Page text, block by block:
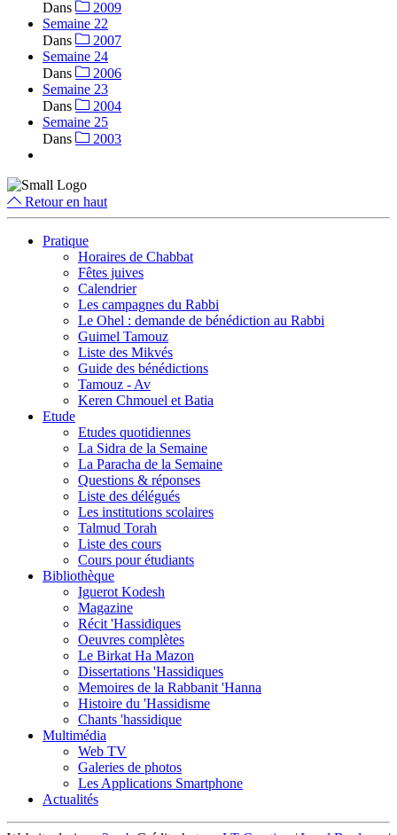
Dans
2009
Semaine 22
Dans
2007
Semaine 24
Dans
2006
Semaine 23
Dans
2004
Semaine 25
Dans
2003
Retour en haut
Pratique
Horaires de Chabbat
Fêtes juives
Calendrier
Les campagnes du Rabbi
Le Ohel : demande de bénédiction au Rabbi
Guimel Tamouz
Liste des Mikvés
Guide des bénédictions
Tamouz - Av
Keren Chmouel et Batia
Etude
Etudes quotidiennes
La Sidra de la Semaine
La Paracha de la Semaine
Questions & réponses
Liste des délégués
Les institutions scolaires
Talmud Torah
Liste des cours
Cours pour étudiants
Bibliothèque
Iguerot Kodesh
Magazine
Récit 'Hassidiques
Oeuvres complètes
Le Birkat Ha Mazon
Dissertations 'Hassidiques
Memoires de la Rabbanit 'Hanna
Histoire du 'Hassidisme
Chants 'hassidique
Multimédia
Web TV
Galeries de photos
Les Applications Smartphone
Actualités